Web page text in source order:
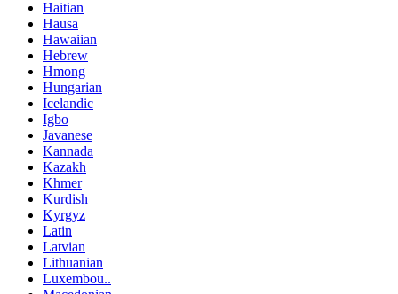
Haitian
Hausa
Hawaiian
Hebrew
Hmong
Hungarian
Icelandic
Igbo
Javanese
Kannada
Kazakh
Khmer
Kurdish
Kyrgyz
Latin
Latvian
Lithuanian
Luxembou..